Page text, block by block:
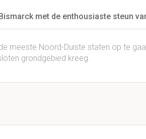
met de enthousiaste steun
meeste Noord-Duiste staten op te
grondgebied kreeg.